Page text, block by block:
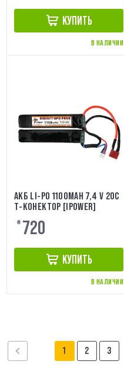
КУПИТЬ
В НАЛИЧИИ
АКБ LI-PO 1100MAH 7,4 V 20C
Т-КОНЕКТОР [IPOWER]
₴ 720
КУПИТЬ
В НАЛИЧИИ
1 2 3